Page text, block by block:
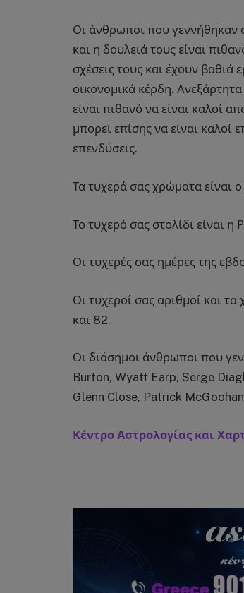
Οι άνθρωποι που γεννήθηκαν
και η δουλειά τους είναι
σχέσεις τους και έχουν
οικονομικά κέρδη.
είναι πιθανό να είναι καλοί
μπορεί επίσης να είναι
επενδύσεις.
Τα τυχερά σας χρώματα είναι
Το τυχερό σας στολίδι είναι η
Οι τυχερές σας ημέρες της
Οι τυχεροί σας αριθμοί και
και 82.
Οι διάσημοι άνθρωποι που
Burton, Wyatt Earp, Serge
Glenn Close, Patrick
Κέντρο Αστρολογίας και